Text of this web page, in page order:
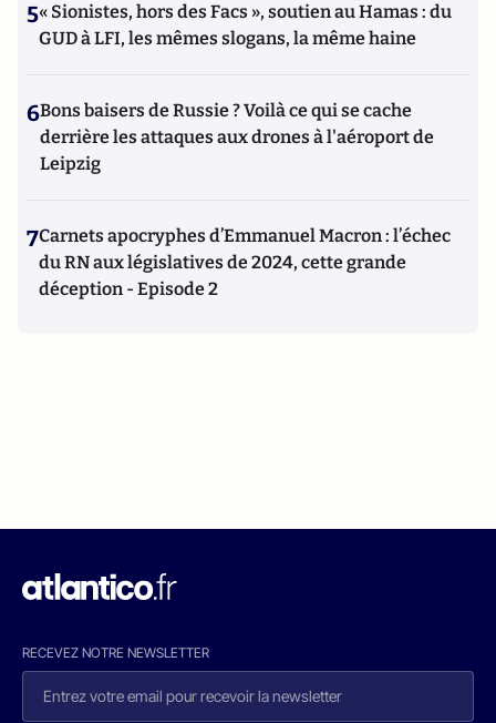
5« Sionistes, hors des Facs », soutien au Hamas : du
GUD à LFI, les mêmes slogans, la même haine
6Bons baisers de Russie ? Voilà ce qui se cache
derrière les attaques aux drones à l'aéroport de
Leipzig
7Carnets apocryphes d’Emmanuel Macron : l’échec
du RN aux législatives de 2024, cette grande
déception - Episode 2
RECEVEZ NOTRE NEWSLETTER